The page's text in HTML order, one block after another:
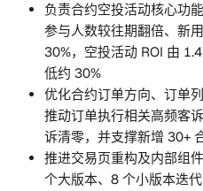
负责合约空投活动核心功
参与人数较往期翻倍、新
30%，空投活动 ROI 由
低约 30%
优化合约订单方向、订单
推动订单执行相关高频客
诉清零，并支撑新增 30+
推进交易页重构及内部组
个大版本、8 个小版本迭